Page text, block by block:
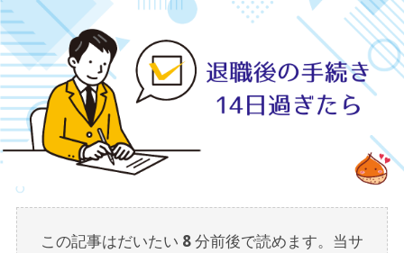
この記事はだいたい 8分前後で読めます。当サ